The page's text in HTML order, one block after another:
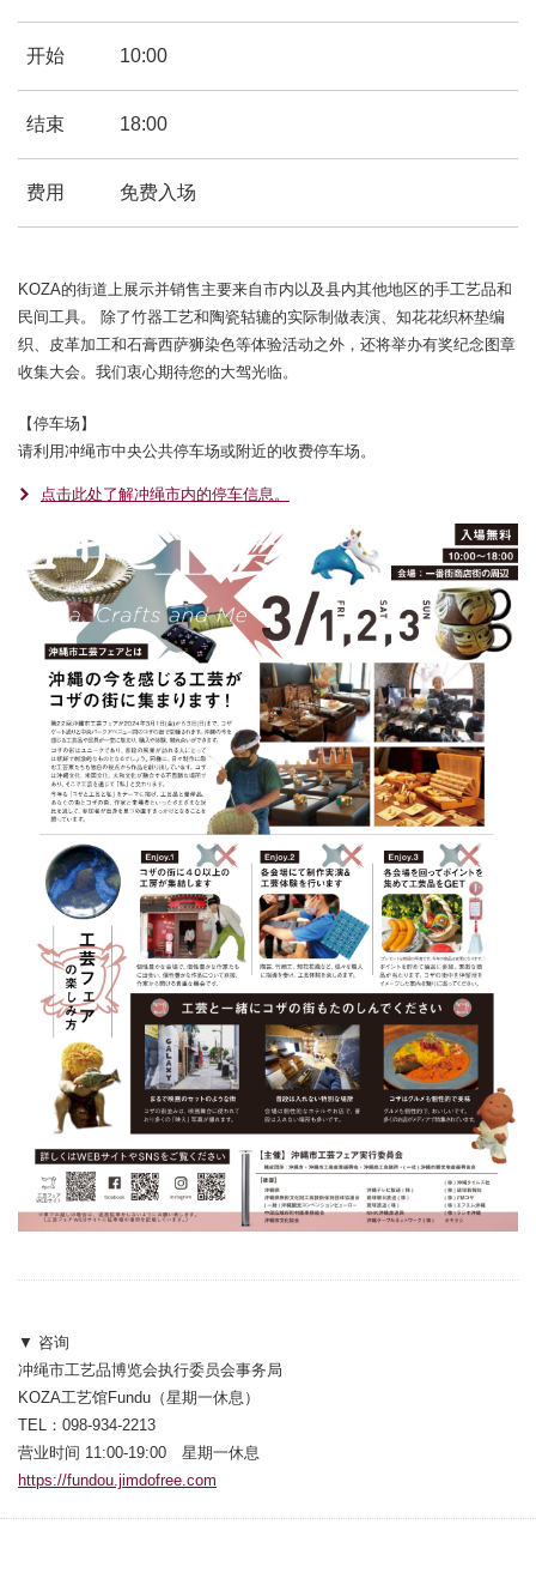
开始 10:00
结束 18:00
费用 免费入场
KOZA的街道上展示并销售主要来自市内以及县内其他地区的手工艺品和
民间工具。 除了竹器工艺和陶瓷轱辘的实际制做表演、知花花织杯垫编
织、皮革加工和石膏西萨狮染色等体验活动之外，还将举办有奖纪念图章
收集大会。我们衷心期待您的大驾光临。
【停车场】
请利用冲绳市中央公共停车场或附近的收费停车场。
点击此处了解冲绳市内的停车信息。
▼ 咨询
冲绳市工艺品博览会执行委员会事务局
KOZA工艺馆Fundu（星期一休息）
TEL：098-934-2213
营业时间 11:00-19:00 星期一休息
https://fundou.jimdofree.com